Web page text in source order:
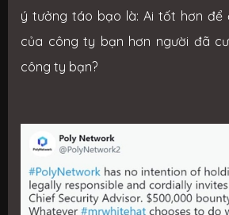
ý tưởng táo bạo là: Ai tốt hơn để
của công ty bạn hơn người đã
công ty bạn?